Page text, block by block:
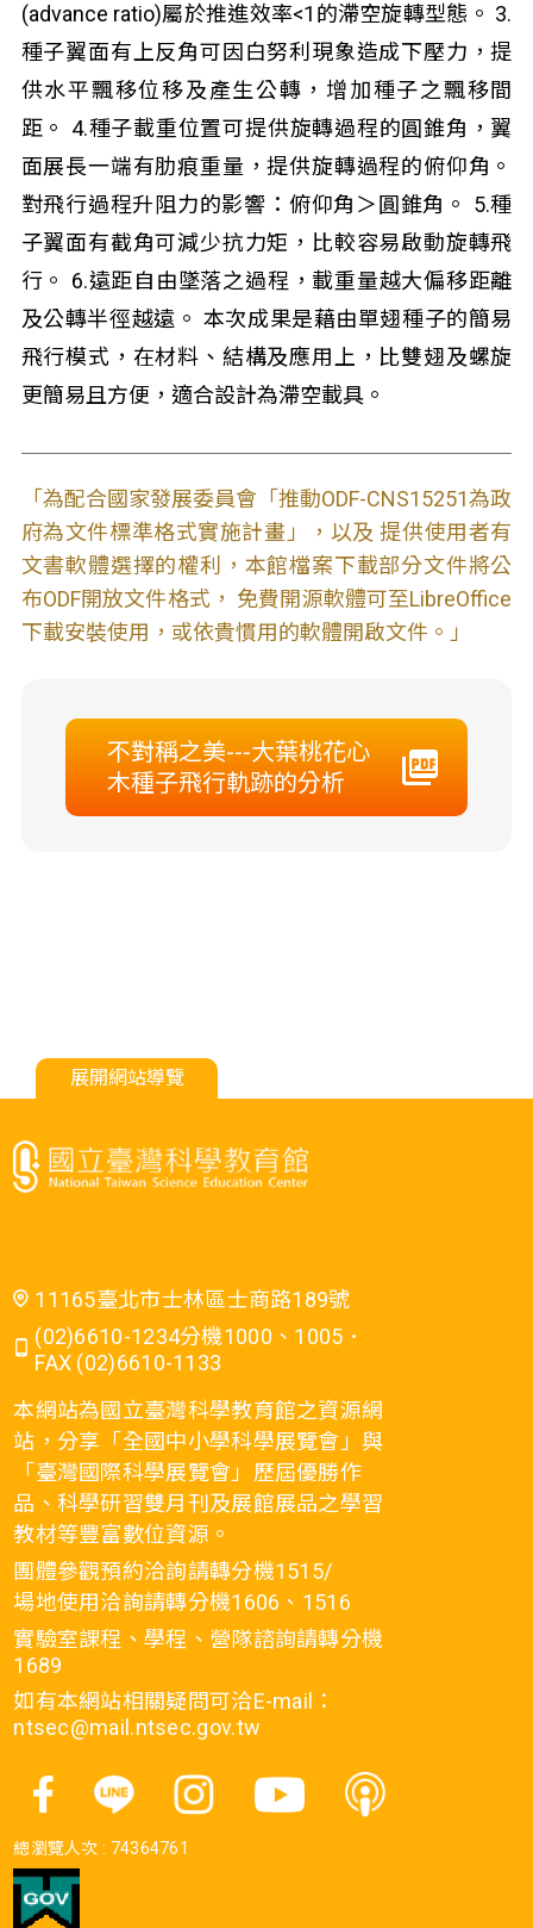
(advance ratio)屬於推進效率<1的滯空旋轉型態。 3.
種子翼面有上反角可因白努利現象造成下壓力，提
供水平飄移位移及產生公轉，增加種子之飄移間
距。 4.種子載重位置可提供旋轉過程的圓錐角，翼
面展長一端有肋痕重量，提供旋轉過程的俯仰角。
對飛行過程升阻力的影響：俯仰角＞圓錐角。 5.種
子翼面有截角可減少抗力矩，比較容易啟動旋轉飛
行。 6.遠距自由墜落之過程，載重量越大偏移距離
及公轉半徑越遠。 本次成果是藉由單翅種子的簡易
飛行模式，在材料、結構及應用上，比雙翅及螺旋
更簡易且方便，適合設計為滯空載具。
「為配合國家發展委員會「推動ODF-CNS15251為政
府為文件標準格式實施計畫」，以及 提供使用者有
文書軟體選擇的權利，本館檔案下載部分文件將公
布ODF開放文件格式， 免費開源軟體可至LibreOffice
下載安裝使用，或依貴慣用的軟體開啟文件。」
不對稱之美---大葉桃花心
木種子飛行軌跡的分析
展開網站導覽
11165臺北市士林區士商路189號
(02)6610-1234分機1000、1005．
FAX (02)6610-1133
本網站為國立臺灣科學教育館之資源網
站，分享「全國中小學科學展覽會」與
「臺灣國際科學展覽會」歷屆優勝作
品、科學研習雙月刊及展館展品之學習
教材等豐富數位資源。
團體參觀預約洽詢請轉分機1515/
場地使用洽詢請轉分機1606、1516
實驗室課程、學程、營隊諮詢請轉分機
1689
如有本網站相關疑問可洽E-mail：
ntsec@mail.ntsec.gov.tw
總瀏覽人次 : 74364761